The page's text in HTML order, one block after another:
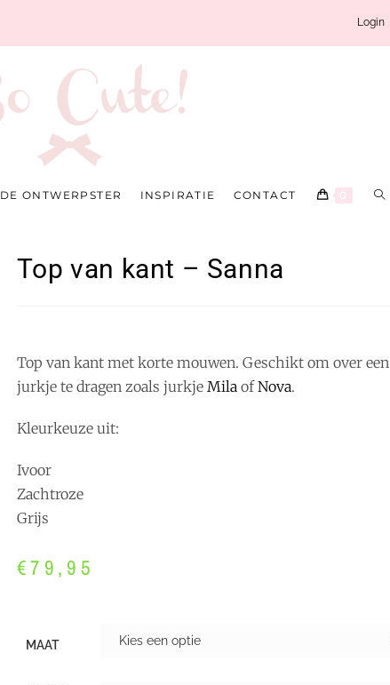
Login
DE ONTWERPSTER INSPIRATIE CONTACT 0
Top van kant – Sanna
Top van kant met korte mouwen. Geschikt om over een
jurkje te dragen zoals jurkje MilaofNova.
Kleurkeuze uit:
Ivoor
Zachtroze
Grijs
€79,95
MAAT